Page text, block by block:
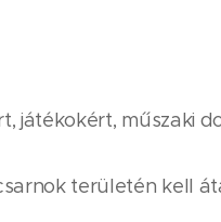
játékokért, műszaki
területén kell